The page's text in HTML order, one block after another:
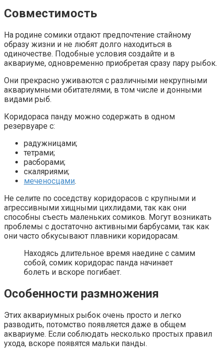
Совместимость
На родине сомики отдают предпочтение стайному
образу жизни и не любят долго находиться в
одиночестве. Подобные условия создайте и в
аквариуме, одновременно приобретая сразу пару рыбок.
Они прекрасно уживаются с различными некрупными
аквариумными обитателями, в том числе и донными
видами рыб.
Коридораса панду можно содержать в одном
резервуаре с:
радужницами;
тетрами;
расборами;
скаляриями;
меченосцами.
Не селите по соседству коридорасов с крупными и
агрессивными хищными цихлидами, так как они
способны съесть маленьких сомиков. Могут возникать
проблемы с достаточно активными барбусами, так как
они часто обкусывают плавники коридорасам.
Находясь длительное время наедине с самим
собой, сомик коридорас панда начинает
болеть и вскоре погибает.
Особенности размножения
Этих аквариумных рыбок очень просто и легко
разводить, потомство появляется даже в общем
аквариуме. Если соблюдать несколько простых правил
ухода, вскоре появятся мальки панды.